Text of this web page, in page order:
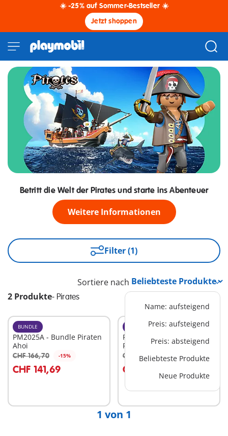
☀️ -25% auf Sommer-Bestseller ☀️
Jetzt shoppen
Betritt die Welt der Pirates und starte ins Abenteuer
Weitere Informationen
Filter (1)
2 Produkte- Pirates
Sortiere nach
Name: aufsteigend
Preis: aufsteigend
Preis: absteigend
Beliebteste Produkte
Neue Produkte
BUNDLE
PM2025A - Bundle Piraten
Ahoi
CHF 166,70 -15%
CHF 141,69
In den Warenkorb
PM2025C - Bundle
Piratenabenteuer
CHF 104,70 -15%
CHF 88,99
In den Warenkorb
1 von 1